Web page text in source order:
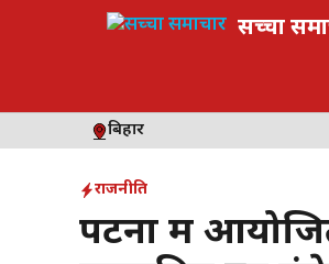
सच्चा
बिहार
राजनीति
पटना में